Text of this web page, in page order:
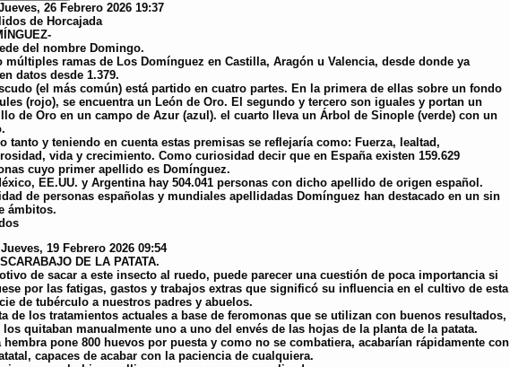
26 Febrero 2026 19:37
de Horcajada
del nombre Domingo.
múltiples ramas de Los Domínguez en Castilla, Aragón u Valencia, desde donde ya
datos desde 1.379.
(el más común) está partido en cuatro partes. En la primera de ellas sobre un fondo
(rojo), se encuentra un León de Oro. El segundo y tercero son iguales y portan un
de Oro en un campo de Azur (azul). el cuarto lleva un Árbol de Sinople (verde) con un
tanto y teniendo en cuenta estas premisas se reflejaría como: Fuerza, lealtad,
vida y crecimiento. Como curiosidad decir que en España existen 159.629
cuyo primer apellido es Domínguez.
EE.UU. y Argentina hay 504.041 personas con dicho apellido de origen español.
de personas españolas y mundiales apellidadas Domínguez han destacado en un sin
ámbitos.
Jueves, 19 Febrero 2026 09:54
DE LA PATATA.
de sacar a este insecto al ruedo, puede parecer una cuestión de poca importancia si
por las fatigas, gastos y trabajos extras que significó su influencia en el cultivo de esta
de tubérculo a nuestros padres y abuelos.
de los tratamientos actuales a base de feromonas que se utilizan con buenos resultados,
quitaban manualmente uno a uno del envés de las hojas de la planta de la patata.
hembra pone 800 huevos por puesta y como no se combatiera, acabarían rápidamente con
capaces de acabar con la paciencia de cualquiera.